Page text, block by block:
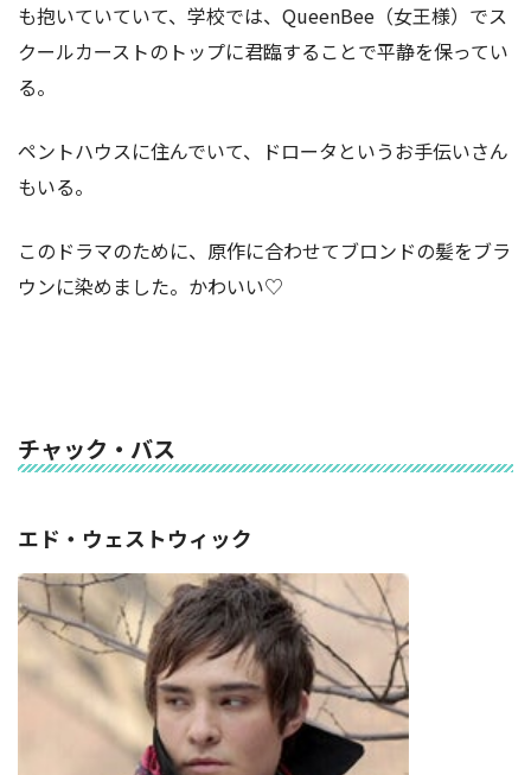
も抱いていていて、学校では、QueenBee（女王様）でス
クールカーストのトップに君臨することで平静を保ってい
る。
ペントハウスに住んでいて、ドロータというお手伝いさん
もいる。
このドラマのために、原作に合わせてブロンドの髪をブラ
ウンに染めました。かわいい♡
チャック・バス
エド・ウェストウィック